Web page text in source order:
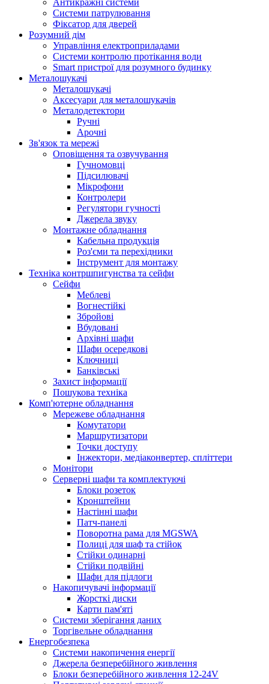
Антикражні системи
Системи патрулювання
Фіксатор для дверей
Розумний дім
Управління електроприладами
Системи контролю протікання води
Smart пристрої для розумного будинку
Металошукачі
Металошукачі
Аксесуари для металошукачів
Металодетектори
Ручні
Арочні
Зв'язок та мережі
Оповіщення та озвучування
Гучномовці
Підсилювачі
Мікрофони
Контролери
Регулятори гучності
Джерела звуку
Монтажне обладнання
Кабельна продукція
Роз'єми та перехідники
Інструмент для монтажу
Техніка контршпигунства та сейфи
Сейфи
Меблеві
Вогнестійкі
Збройові
Вбудовані
Архівні шафи
Шафи осередкові
Ключниці
Банківські
Захист інформації
Пошукова техніка
Комп'ютерне обладнання
Мережеве обладнання
Комутатори
Маршрутизатори
Точки доступу
Інжектори, медіаконвертер, спліттери
Монітори
Серверні шафи та комплектуючі
Блоки розеток
Кронштейни
Настінні шафи
Патч-панелі
Поворотна рама для MGSWA
Полиці для шаф та стійок
Стійки одинарні
Стійки подвійні
Шафи для підлоги
Накопичувачі інформації
Жорсткі диски
Карти пам'яті
Системи зберігання даних
Торгівельне обладнання
Енергобезпека
Системи накопичення енергії
Джерела безперебійного живлення
Блоки безперебійного живлення 12-24V